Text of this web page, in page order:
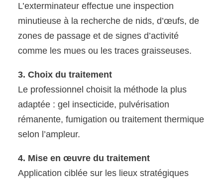
L’exterminateur effectue une inspection
minutieuse à la recherche de nids, d’œufs, de
zones de passage et de signes d’activité
comme les mues ou les traces graisseuses.
3. Choix du traitement
Le professionnel choisit la méthode la plus
adaptée : gel insecticide, pulvérisation
rémanente, fumigation ou traitement thermique
selon l’ampleur.
4. Mise en œuvre du traitement
Application ciblée sur les lieux stratégiques